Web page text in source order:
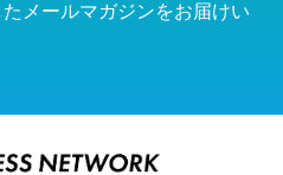
メールマガジンをお届けい